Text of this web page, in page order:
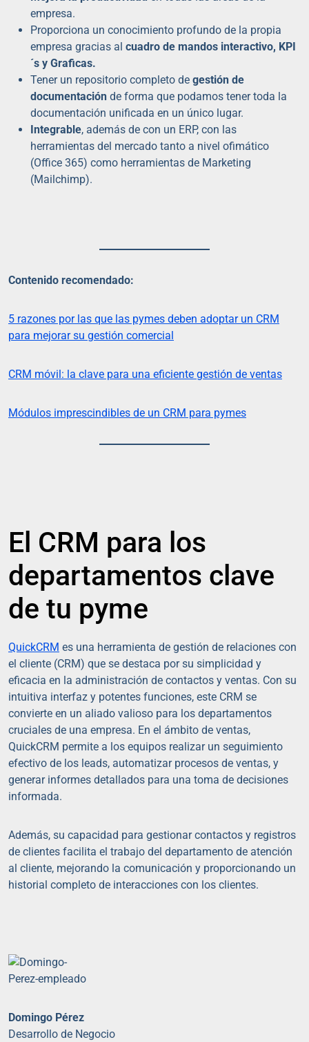
empresa.
Proporciona un conocimiento profundo de la propia
empresa gracias al cuadro de mandos interactivo, KPI
´s y Graficas.
Tener un repositorio completo de gestión de
documentación de forma que podamos tener toda la
documentación unificada en un único lugar.
Integrable, además de con un ERP, con las
herramientas del mercado tanto a nivel ofimático
(Office 365) como herramientas de Marketing
(Mailchimp).
Contenido recomendado:
5 razones por las que las pymes deben adoptar un CRM
para mejorar su gestión comercial
CRM móvil: la clave para una eficiente gestión de ventas
Módulos imprescindibles de un CRM para pymes
El CRM para los
departamentos clave
de tu pyme
QuickCRM es una herramienta de gestión de relaciones con
el cliente (CRM) que se destaca por su simplicidad y
eficacia en la administración de contactos y ventas. Con su
intuitiva interfaz y potentes funciones, este CRM se
convierte en un aliado valioso para los departamentos
cruciales de una empresa. En el ámbito de ventas,
QuickCRM permite a los equipos realizar un seguimiento
efectivo de los leads, automatizar procesos de ventas, y
generar informes detallados para una toma de decisiones
informada.
Además, su capacidad para gestionar contactos y registros
de clientes facilita el trabajo del departamento de atención
al cliente, mejorando la comunicación y proporcionando un
historial completo de interacciones con los clientes.
Domingo Pérez
Desarrollo de Negocio